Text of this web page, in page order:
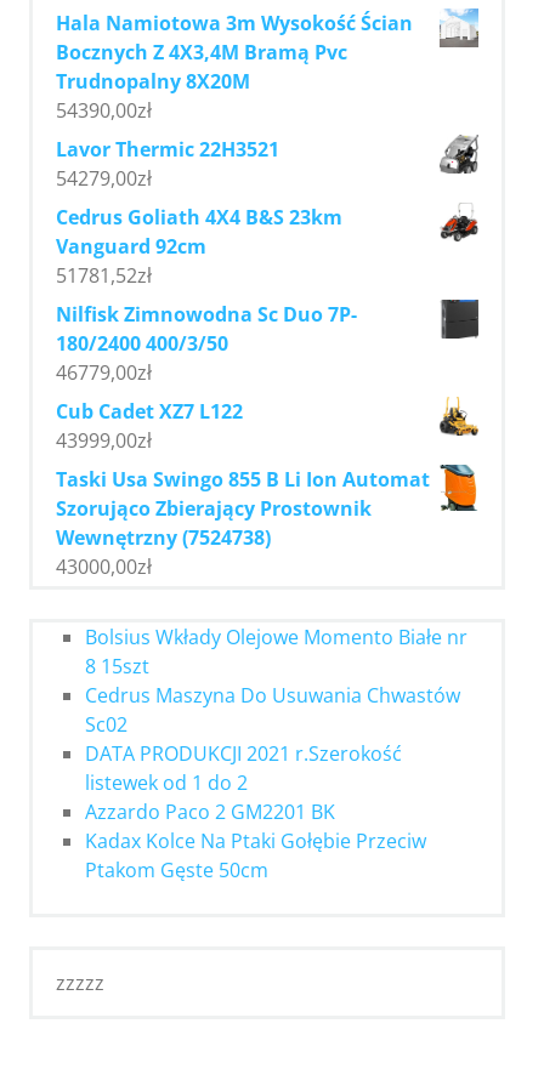
Hala Namiotowa 3m Wysokość Ścian
Bocznych Z 4X3,4M Bramą Pvc
Trudnopalny 8X20M
54390,00zł
Lavor Thermic 22H3521
54279,00zł
Cedrus Goliath 4X4 B&S 23km
Vanguard 92cm
51781,52zł
Nilfisk Zimnowodna Sc Duo 7P-
180/2400 400/3/50
46779,00zł
Cub Cadet XZ7 L122
43999,00zł
Taski Usa Swingo 855 B Li Ion Automat
Szorująco Zbierający Prostownik
Wewnętrzny (7524738)
43000,00zł
Bolsius Wkłady Olejowe Momento Białe nr
8 15szt
Cedrus Maszyna Do Usuwania Chwastów
Sc02
DATA PRODUKCJI 2021 r.Szerokość
listewek od 1 do 2
Azzardo Paco 2 GM2201 BK
Kadax Kolce Na Ptaki Gołębie Przeciw
Ptakom Gęste 50cm
zzzzz